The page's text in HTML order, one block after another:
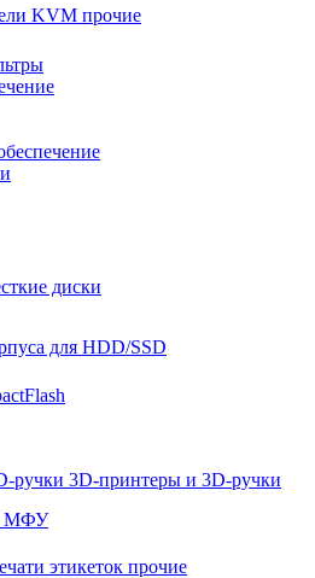
KVM прочие
диски
для HDD/SSD
3D-принтеры и 3D-ручки
МФУ
этикеток прочие